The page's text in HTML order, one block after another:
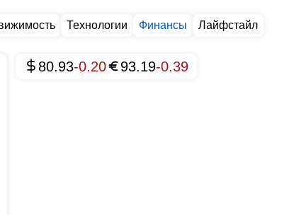
Технологии Финансы Лайфстайл
80.93-0.20 93.19-0.39